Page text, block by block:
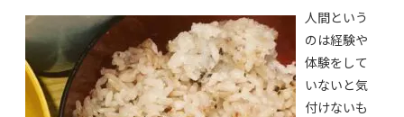
人間という
のは経験や
体験をして
いないと気
付けないも